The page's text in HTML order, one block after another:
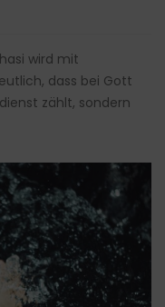
wird mit
dass bei Gott
zählt, sondern